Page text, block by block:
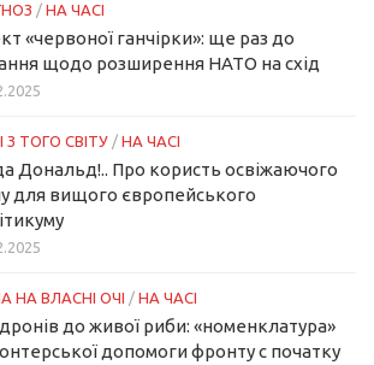
/ НА ЧАСІ
«червоної ганчірки»: ще раз до
щодо розширення НАТО на схід
З ТОГО СВІТУ / НА ЧАСІ
Дональд!.. Про користь освіжаючого
для вищого європейського
НА ВЛАСНІ ОЧІ / НА ЧАСІ
до живої риби: «номенклатура»
допомоги фронту с початку